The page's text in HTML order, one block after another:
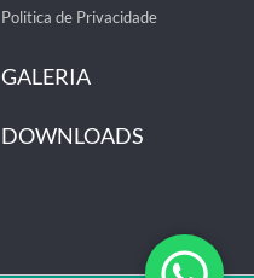
Politica de Privacidade
GALERIA
DOWNLOADS